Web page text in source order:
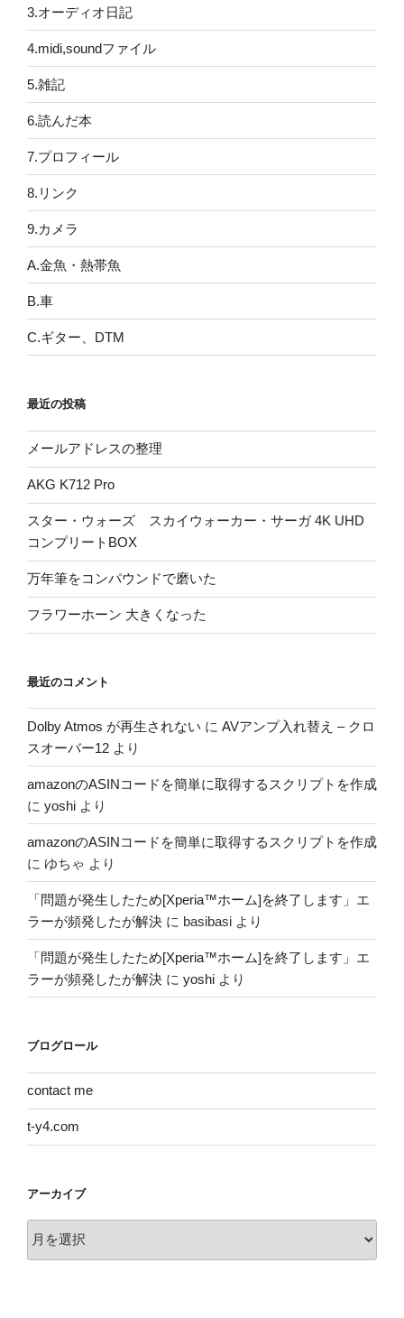
3.オーディオ日記
4.midi,soundファイル
5.雑記
6.読んだ本
7.プロフィール
8.リンク
9.カメラ
A.金魚・熱帯魚
B.車
C.ギター、DTM
最近の投稿
メールアドレスの整理
AKG K712 Pro
スター・ウォーズ スカイウォーカー・サーガ 4K UHD
コンプリートBOX
万年筆をコンパウンドで磨いた
フラワーホーン 大きくなった
最近のコメント
Dolby Atmos が再生されない に AVアンプ入れ替え – クロ
スオーバー12 より
amazonのASINコードを簡単に取得するスクリプトを作成
に yoshi より
amazonのASINコードを簡単に取得するスクリプトを作成
に ゆちゃ より
「問題が発生したため[Xperia™ホーム]を終了します」エ
ラーが頻発したが解決 に basibasi より
「問題が発生したため[Xperia™ホーム]を終了します」エ
ラーが頻発したが解決 に yoshi より
ブログロール
contact me
t-y4.com
アーカイブ
ー